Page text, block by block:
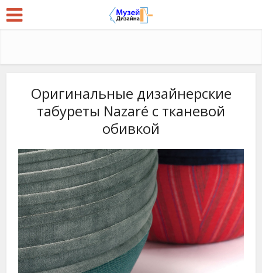
Оригинальные дизайнерские
табуреты Nazaré с тканевой
обивкой